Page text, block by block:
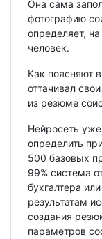
Она сама
фотографию
определяет,
человек.
Как поясняют
оттачивал
из резюме
Нейросеть
определить
500 базовых
99% система
бухгалтера
результатам
создания
параметров